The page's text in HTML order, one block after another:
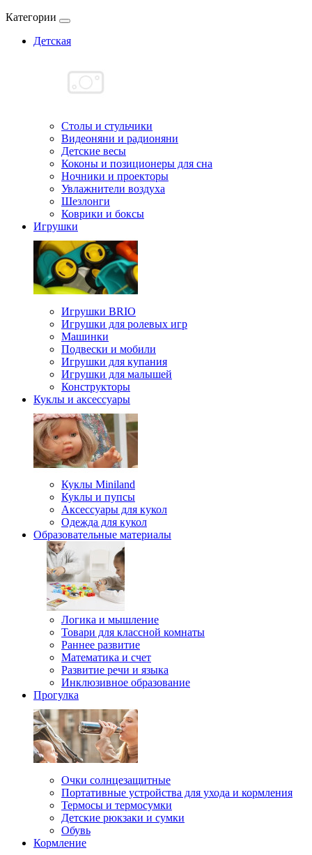
Категории
Детская
Cтолы и стульчики
Видеоняни и радионяни
Детские весы
Коконы и позиционеры для сна
Ночники и проекторы
Увлажнители воздуха
Шезлонги
Коврики и боксы
Игрушки
Игрушки BRIO
Игрушки для ролевых игр
Машинки
Подвески и мобили
Игрушки для купания
Игрушки для малышей
Конструкторы
Куклы и аксессуары
Куклы Miniland
Куклы и пупсы
Аксессуары для кукол
Одежда для кукол
Образовательные материалы
Логика и мышление
Товари для классной комнаты
Раннее развитие
Математика и счет
Развитие речи и языка
Инклюзивное образование
Прогулка
Очки солнцезащитные
Портативные устройства для ухода и кормления
Термосы и термосумки
Детские рюкзаки и сумки
Обувь
Кормление